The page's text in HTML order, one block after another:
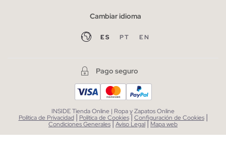
Cambiar idioma
ES PT EN
Pago seguro
INSIDE Tienda Online | Ropa y Zapatos Online
Política de Privacidad | Política de Cookies| Configuración de Cookies |
Condiciones Generales|Aviso Legal| Mapa web